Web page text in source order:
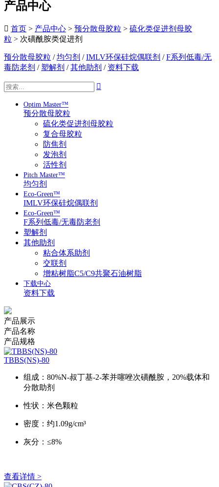
产品中心
 首页 > 产品中心 > 预分散母胶粒 > 硫化类促进剂母胶
粒 > 次磺酰胺类促进剂
预分散母胶粒 /均匀剂 /IMLV环保硅烷偶联剂 /F系列低毒/无
毒防老剂 / 塑解剂 /其他助剂 / 资料下载

Optim Master™
预分散母胶粒
硫化类促进剂母胶粒
复合母胶粒
防焦剂
发泡剂
活性剂
Pitch Master™
均匀剂
Eco-Green™
IMLV环保硅烷偶联剂
Eco-Green™
F系列低毒/无毒防老剂
塑解剂
其他助剂
粘合体系助剂
交联剂
增粘树脂C5/C9共聚石油树脂
下载中心
资料下载
产品展示
产品名称
产品规格
TBBS(NS)-80
组成：80%N-叔丁基-2-苯并噻唑次磺酰胺，20%载体和
分散助剂
性状：米色颗粒
密度：约1.09g/cm³
灰分：≤8%
查看详情 >